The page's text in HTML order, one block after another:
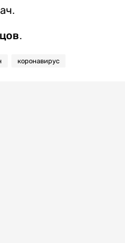
коронавирус